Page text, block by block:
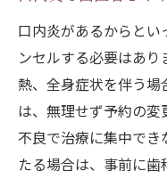
口内炎があるからと
ンセルする必要はあ
熱、全身症状を伴う
は、無理せず予約の
不良で治療に集中で
たる場合は、事前に